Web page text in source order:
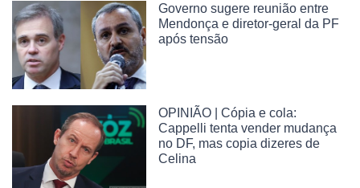
Governo sugere reunião entre
Mendonça e diretor-geral da PF
após tensão
OPINIÃO | Cópia e cola:
Cappelli tenta vender mudança
no DF, mas copia dizeres de
Celina